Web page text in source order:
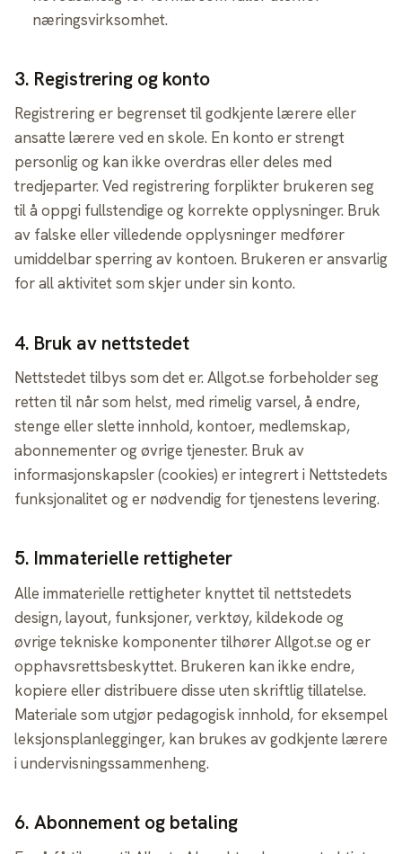
næringsvirksomhet.
3. Registrering og konto
Registrering er begrenset til godkjente lærere eller
ansatte lærere ved en skole. En konto er strengt
personlig og kan ikke overdras eller deles med
tredjeparter. Ved registrering forplikter brukeren seg
til å oppgi fullstendige og korrekte opplysninger. Bruk
av falske eller villedende opplysninger medfører
umiddelbar sperring av kontoen. Brukeren er ansvarlig
for all aktivitet som skjer under sin konto.
4. Bruk av nettstedet
Nettstedet tilbys som det er. Allgot.se forbeholder seg
retten til når som helst, med rimelig varsel, å endre,
stenge eller slette innhold, kontoer, medlemskap,
abonnementer og øvrige tjenester. Bruk av
informasjonskapsler (cookies) er integrert i Nettstedets
funksjonalitet og er nødvendig for tjenestens levering.
5. Immaterielle rettigheter
Alle immaterielle rettigheter knyttet til nettstedets
design, layout, funksjoner, verktøy, kildekode og
øvrige tekniske komponenter tilhører Allgot.se og er
opphavsrettsbeskyttet. Brukeren kan ikke endre,
kopiere eller distribuere disse uten skriftlig tillatelse.
Materiale som utgjør pedagogisk innhold, for eksempel
leksjonsplanlegginger, kan brukes av godkjente lærere
i undervisningssammenheng.
6. Abonnement og betaling